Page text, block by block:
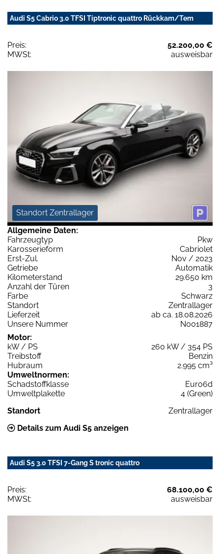
Audi S5 Cabrio 3.0 TFSI Tiptronic quattro Rückkam/Tem
Preis:
52.200,00 €
MWSt:
ausweisbar
Standort Zentrallager
Allgemeine Daten:
Fahrzeugtyp
Pkw
Karosserieform
Cabriolet
Erst-Zul.
Nov / 2023
Getriebe
Automatik
Kilometerstand
29.650 km
Anzahl der Türen
3
Farbe
Schwarz
Standort
Zentrallager
Lieferzeit
ab ca. 18.08.2026
Unsere Nummer
N001887
Motor:
kW / PS
260 kW / 354 PS
Treibstoff
Benzin
Hubraum
2.995 cm³
Umweltnormen:
Schadstoffklasse
Euro6d
Umweltplakette
4 (Green)
Standort
Zentrallager
Details zum Audi S5 anzeigen
Audi S5 3.0 TFSI 7-Gang S tronic quattro
Preis:
68.100,00 €
MWSt:
ausweisbar